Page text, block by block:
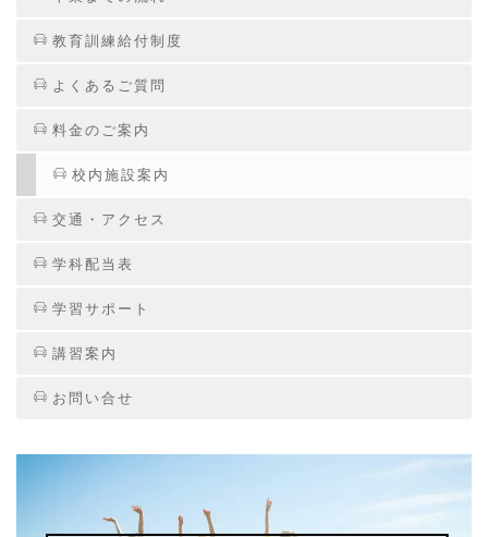
教育訓練給付制度
よくあるご質問
料金のご案内
校内施設案内
交通・アクセス
学科配当表
学習サポート
講習案内
お問い合せ